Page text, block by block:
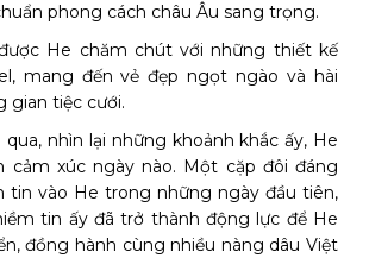
phong cách châu Âu sang trọng.
He chăm chút với những thiết kế
mang đến vẻ đẹp ngọt ngào và hài
gian tiệc cưới.
qua, nhìn lại những khoảnh khắc ấy, He
cảm xúc ngày nào. Một cặp đôi đáng
tin vào He trong những ngày đầu tiên,
tin ấy đã trở thành động lực để He
đồng hành cùng nhiều nàng dâu Việt